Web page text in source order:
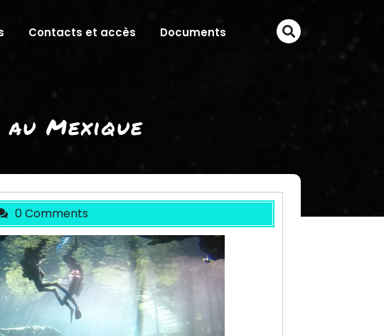
Contacts et accès Documents
Mexique
0 Comments